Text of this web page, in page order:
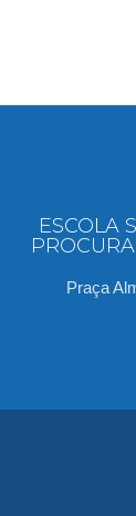
ESCOLA
Praça